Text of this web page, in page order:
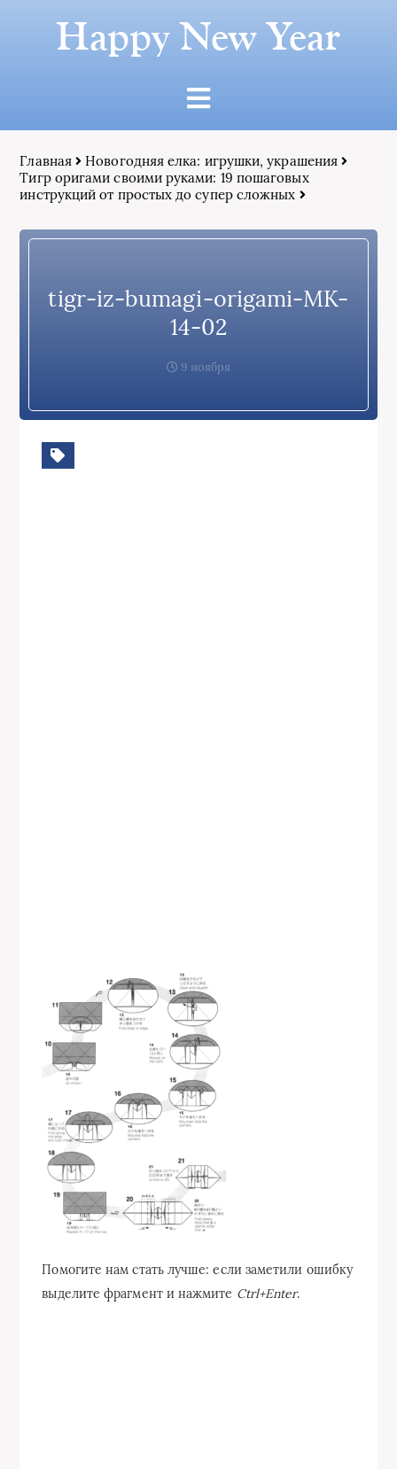
Happy New Year
Главная
Новогодняя елка: игрушки, украшения
Тигр оригами своими руками: 19 пошаговых
инструкций от простых до супер сложных
tigr-iz-bumagi-origami-MK-
14-02
9 ноября
Помогите нам стать лучше: если заметили ошибку
выделите фрагмент и нажмите Ctrl+Enter.